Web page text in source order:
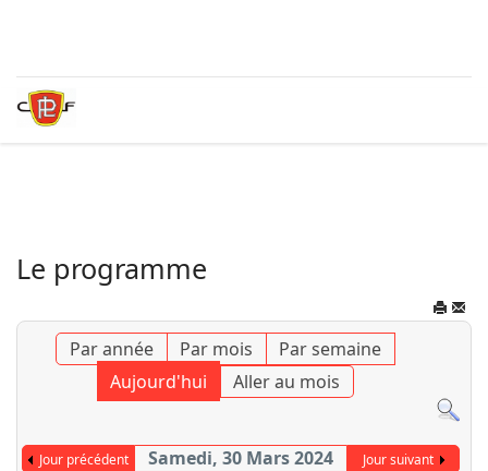
Le programme
Par année Par mois
Par semaine
Aujourd'hui
Aller au mois
Jour précédent Samedi, 30 Mars 2024 Jour suivant